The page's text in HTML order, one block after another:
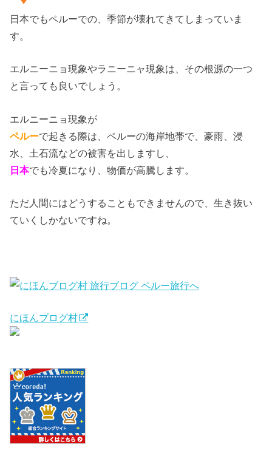
日本でもペルーでの、季節が壊れてきてしまっていま
す。
エルニーニョ現象やラニーニャ現象は、その根源の一つ
と言っても良いでしょう。
エルニーニョ現象が
ペルーで起きる際は、ペルーの海岸地帯で、豪雨、浸
水、土石流などの被害を出しますし、
日本でも冷夏になり、物価が高騰します。
ただ人間にはどうすることもできませんので、生き抜い
ていくしかないですね。
にほんブログ村